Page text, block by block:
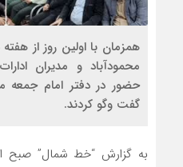
همزمان با اولین روز از هفته
محمودآباد و مدیران
حضور در دفتر امام جمعه
گفت‌ وگو کردند.
به گزارش “خط شمال” صبح